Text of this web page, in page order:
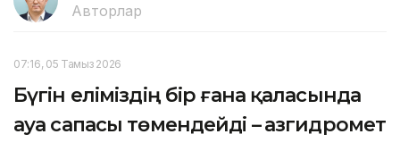
Авторлар
07:16, 05 Тамыз 2026
Бүгін еліміздің бір ғана қаласында
ауа сапасы төмендейді – Қазгидромет